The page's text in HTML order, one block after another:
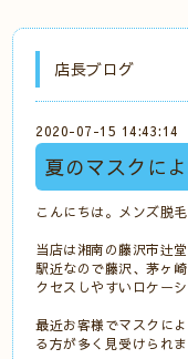
店長ブログ
2020-07-15 14:43:14
夏のマスクに
こんにちは。メンズ脱
当店は湘南の藤沢市辻
駅近なので藤沢、茅ヶ
クセスしやすいロケーシ
最近お客様でマスクに
る方が多く見受けられま